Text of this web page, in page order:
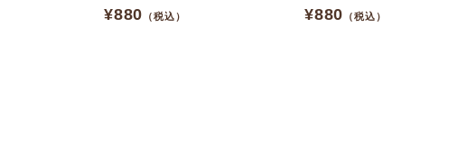
¥880 （税込）
¥880 （税込）